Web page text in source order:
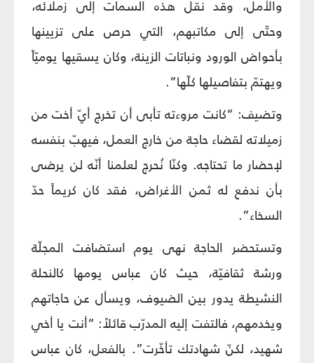
والأمل، وقد نقل هذه السمات إلى زملائه،
وحتّى إلى مكاتبهم، التي حرص على تزيينها
بأحواض الورود ونباتات الزينة، وكان يسقيها يوميّاً
ويهتمّ بتفاصيلها كلّها”.
وتضيف: “كانت مروءته تأبى أن تخرج أيّ أخت من
زميلاته لقضاء حاجة من خارج العمل، فيهبّ بنفسه
لإحضار ما تحتاجه. وكنّا نُحرج لعلمنا أنّه لن يرضى
بأن ندفع له ثمن الأغراض، فقد كان كريماً حدّ
السخاء”.
وتستحضر الحاجة نهى يوم استضافت المجلّة
ورشة ثقافيّة، حيث كان عباس يومها كالنحلة
النشيطة يدور بين الضيوف، ويسأل عن حاجاتهم
ويخدمهم، فالتفت إليه المدرّب قائلاً: “أنت يا أخي
شهيد، لكنّ شهادتك تأخّرت”. بالفعل، كان عباس